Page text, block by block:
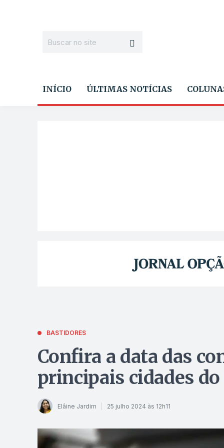
INÍCIO ÚLTIMAS NOTÍCIAS
BASTIDORES
Confira a data das
principais cidades
Elâine Jardim 25 julho 2024 às 12h11